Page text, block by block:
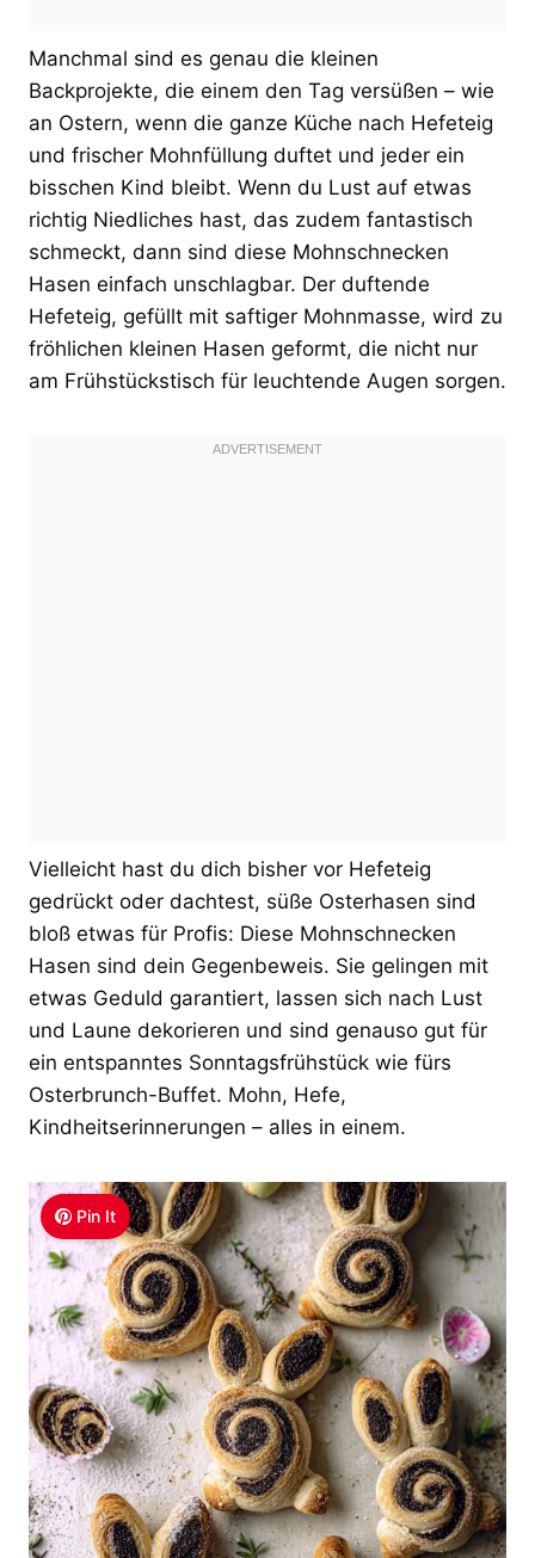
Manchmal sind es genau die kleinen
Backprojekte, die einem den Tag versüßen – wie
an Ostern, wenn die ganze Küche nach Hefeteig
und frischer Mohnfüllung duftet und jeder ein
bisschen Kind bleibt. Wenn du Lust auf etwas
richtig Niedliches hast, das zudem fantastisch
schmeckt, dann sind diese Mohnschnecken
Hasen einfach unschlagbar. Der duftende
Hefeteig, gefüllt mit saftiger Mohnmasse, wird zu
fröhlichen kleinen Hasen geformt, die nicht nur
am Frühstückstisch für leuchtende Augen sorgen.
Vielleicht hast du dich bisher vor Hefeteig
gedrückt oder dachtest, süße Osterhasen sind
bloß etwas für Profis: Diese Mohnschnecken
Hasen sind dein Gegenbeweis. Sie gelingen mit
etwas Geduld garantiert, lassen sich nach Lust
und Laune dekorieren und sind genauso gut für
ein entspanntes Sonntagsfrühstück wie fürs
Osterbrunch-Buffet. Mohn, Hefe,
Kindheitserinnerungen – alles in einem.
Pin It